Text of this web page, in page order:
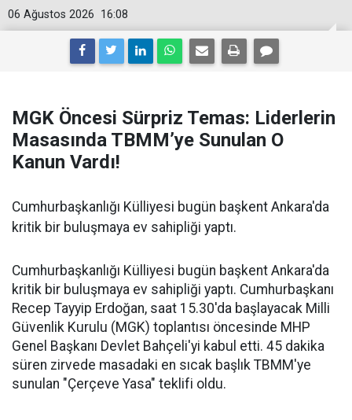
16:08
06 Ağustos 2026
MGK Öncesi Sürpriz Temas: Liderlerin
Masasında TBMM’ye Sunulan O
Kanun Vardı!
Cumhurbaşkanlığı Külliyesi bugün başkent Ankara'da
kritik bir buluşmaya ev sahipliği yaptı.
Cumhurbaşkanlığı Külliyesi bugün başkent Ankara'da
kritik bir buluşmaya ev sahipliği yaptı. Cumhurbaşkanı
Recep Tayyip Erdoğan, saat 15.30'da başlayacak Milli
Güvenlik Kurulu (MGK) toplantısı öncesinde MHP
Genel Başkanı Devlet Bahçeli'yi kabul etti. 45 dakika
süren zirvede masadaki en sıcak başlık TBMM'ye
sunulan "Çerçeve Yasa" teklifi oldu.